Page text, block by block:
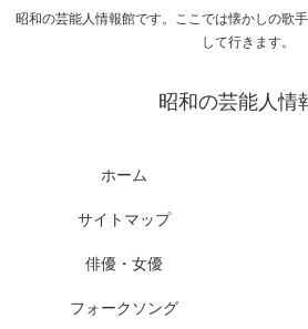
昭和の芸能人情報館です。ここでは懐かしの歌
して行きます。
昭和の芸能人情
ホーム
サイトマップ
俳優・女優
フォークソング